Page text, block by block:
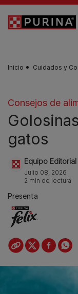
Skip to main content
Inicio Cuidados y
Consejos de
gatos
Equipo
Julio 08, 2026
2 min de lectura
Presenta